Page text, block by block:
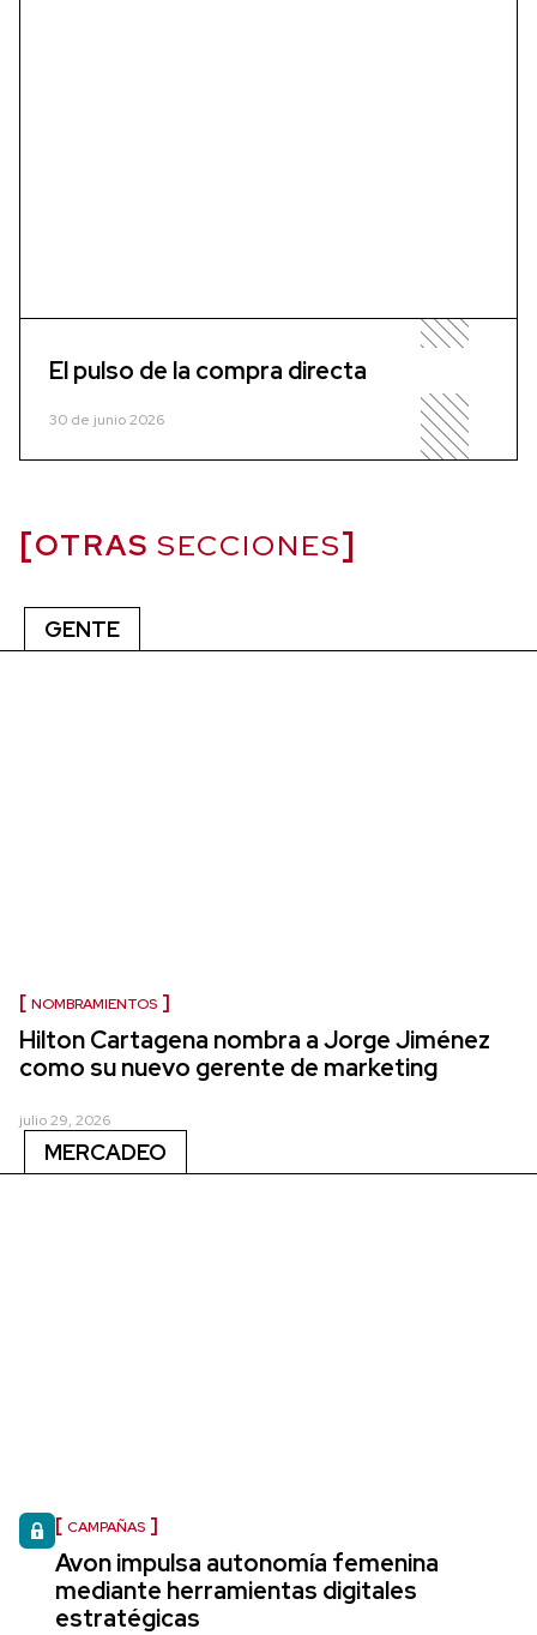
El pulso de la compra directa
30 de junio 2026
OTRAS SECCIONES
GENTE
NOMBRAMIENTOS
Hilton Cartagena nombra a Jorge Jiménez
como su nuevo gerente de marketing
julio 29, 2026
MERCADEO
CAMPAÑAS
Avon impulsa autonomía femenina
mediante herramientas digitales
estratégicas